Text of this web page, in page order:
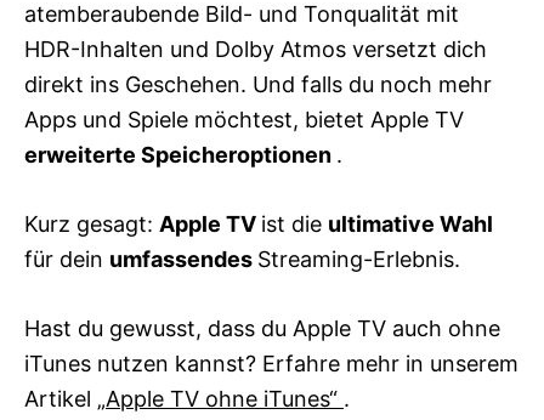
atemberaubende Bild- und Tonqualität mit
HDR-Inhalten und Dolby Atmos versetzt dich
direkt ins Geschehen. Und falls du noch mehr
Apps und Spiele möchtest, bietet Apple TV
erweiterte Speicheroptionen .
Kurz gesagt: Apple TV ist die ultimative Wahl
für dein umfassendes Streaming-Erlebnis.
Hast du gewusst, dass du Apple TV auch ohne
iTunes nutzen kannst? Erfahre mehr in unserem
Artikel „Apple TV ohne iTunes“ .